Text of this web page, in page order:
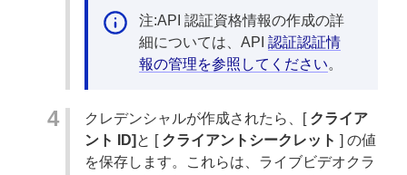
注:API 認証資格情報の作成の詳
細については、API 認証認証情
報の管理を参照してください。
クレデンシャルが作成されたら、[ クライア
ント ID] と [ クライアントシークレット ] の値
を保存します。これらは、ライブビデオクラ